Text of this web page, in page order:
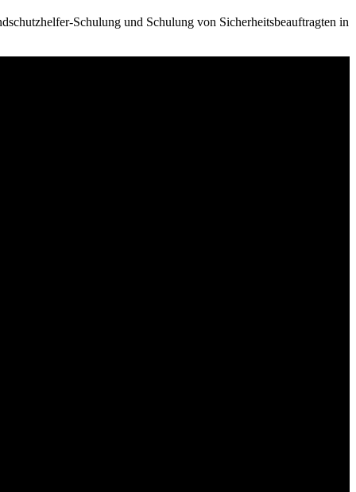
Schulung und Schulung von Sicherheitsbeauftragten in